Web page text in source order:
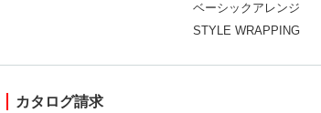
ベーシックアレンジ
STYLE WRAPPING
カタログ請求